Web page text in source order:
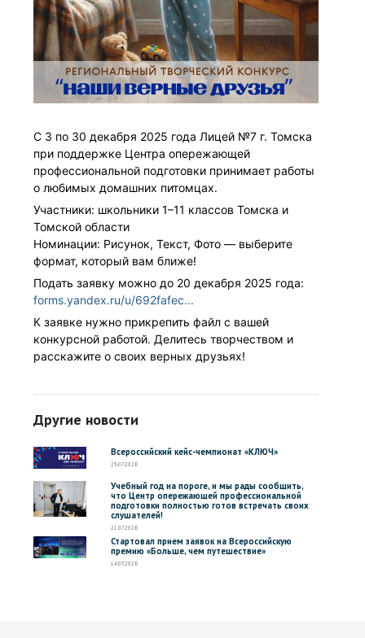
С 3 по 30 декабря 2025 года Лицей №7 г. Томска
при поддержке Центра опережающей
профессиональной подготовки принимает работы
о любимых домашних питомцах.
Участники: школьники 1–11 классов Томска и
Томской области
Номинации: Рисунок, Текст, Фото — выберите
формат, который вам ближе!
Подать заявку можно до 20 декабря 2025 года:
forms.yandex.ru/u/692fafec...
К заявке нужно прикрепить файл с вашей
конкурсной работой. Делитесь творчеством и
расскажите о своих верных друзьях!
Другие новости
Всероссийский кейс-чемпионат «КЛЮЧ»
23.07.2026
Учебный год на пороге, и мы рады сообщить,
что Центр опережающей профессиональной
подготовки полностью готов встречать своих
слушателей!
21.07.2026
Стартовал прием заявок на Всероссийскую
премию «Больше, чем путешествие»
14.07.2026